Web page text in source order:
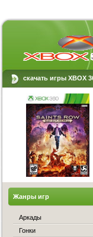
скачать игры XBOX
Жанры игр
Аркады
Гонки